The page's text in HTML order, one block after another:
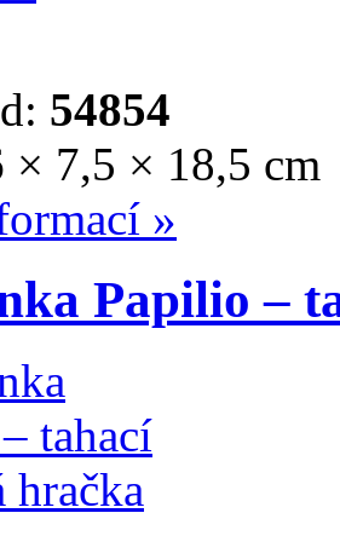
54854
× 7,5 × 18,5 cm
»
Papilio –